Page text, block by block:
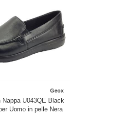
Geox
Nappa U043QE Black
Uomo in pelle Nera